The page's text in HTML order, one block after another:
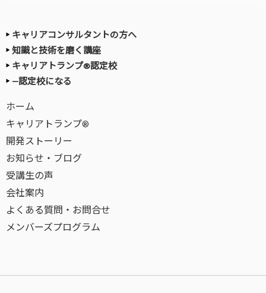
キャリアコンサルタントの方へ
知識と技術を磨く講座
キャリアトランプ®認定校
—認定校になる
ホーム
キャリアトランプ®
開発ストーリー
お知らせ・ブログ
受講生の声
会社案内
よくある質問・お問合せ
メンバーズプログラム